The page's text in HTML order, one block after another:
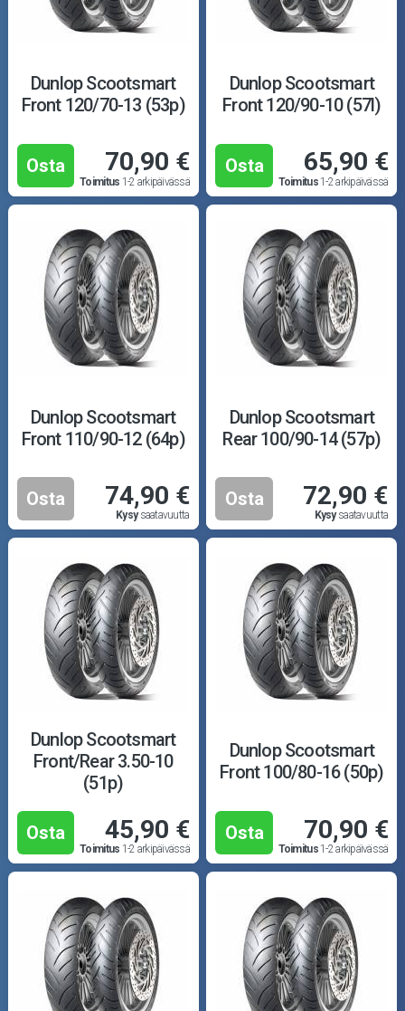
Dunlop Scootsmart
Front 120/70-13 (53p)
Osta 70,90 €
Toimitus 1-2 arkipäivässä
Dunlop Scootsmart
Front 120/90-10 (57l)
Osta 65,90 €
Toimitus1-2 arkipäivässä
Dunlop Scootsmart
Front 110/90-12 (64p)
Osta 74,90 €
Kysysaatavuutta
Dunlop Scootsmart
Rear 100/90-14 (57p)
Osta 72,90 €
Kysysaatavuutta
Dunlop Scootsmart
Front/Rear 3.50-10
(51p)
Osta 45,90 €
Toimitus 1-2 arkipäivässä
Dunlop Scootsmart
Front 100/80-16 (50p)
Osta 70,90 €
Toimitus1-2 arkipäivässä